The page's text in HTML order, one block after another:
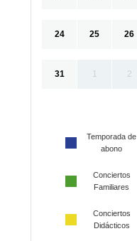
24 25 26
31 1 2
Temporada de
abono
Conciertos
Familiares
Conciertos
Didácticos